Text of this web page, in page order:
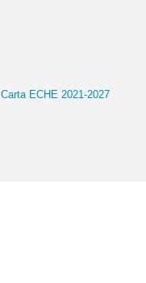
Carta ECHE 2021-2027